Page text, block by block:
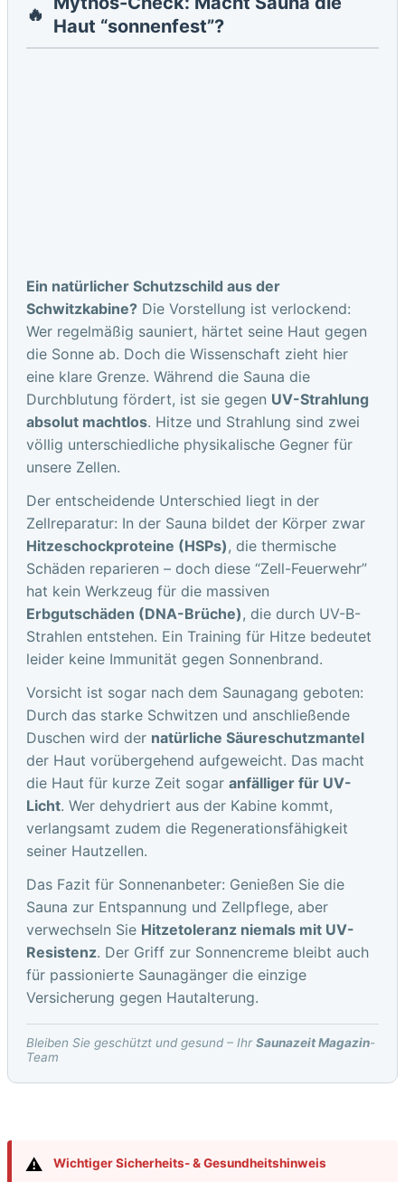
🔥
Haut “sonnenfest”?
Ein natürlicher Schutzschild aus der
Schwitzkabine? Die Vorstellung ist verlockend:
Wer regelmäßig sauniert, härtet seine Haut gegen
die Sonne ab. Doch die Wissenschaft zieht hier
eine klare Grenze. Während die Sauna die
Durchblutung fördert, ist sie gegen UV-Strahlung
absolut machtlos. Hitze und Strahlung sind zwei
völlig unterschiedliche physikalische Gegner für
unsere Zellen.
Der entscheidende Unterschied liegt in der
Zellreparatur: In der Sauna bildet der Körper zwar
Hitzeschockproteine (HSPs), die thermische
Schäden reparieren – doch diese “Zell-Feuerwehr”
hat kein Werkzeug für die massiven
Erbgutschäden (DNA-Brüche), die durch UV-B-
Strahlen entstehen. Ein Training für Hitze bedeutet
leider keine Immunität gegen Sonnenbrand.
Vorsicht ist sogar nach dem Saunagang geboten:
Durch das starke Schwitzen und anschließende
Duschen wird der natürliche Säureschutzmantel
der Haut vorübergehend aufgeweicht. Das macht
die Haut für kurze Zeit sogar anfälliger für UV-
Licht. Wer dehydriert aus der Kabine kommt,
verlangsamt zudem die Regenerationsfähigkeit
seiner Hautzellen.
Das Fazit für Sonnenanbeter: Genießen Sie die
Sauna zur Entspannung und Zellpflege, aber
verwechseln Sie Hitzetoleranz niemals mit UV-
Resistenz. Der Griff zur Sonnencreme bleibt auch
für passionierte Saunagänger die einzige
Versicherung gegen Hautalterung.
Bleiben Sie geschützt und gesund – Ihr Saunazeit Magazin-
Team
⚠️ Wichtiger Sicherheits- & Gesundheitshinweis